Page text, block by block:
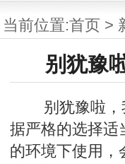
当前位置:首页 >
别犹豫
别犹豫啦，
据严格的选择适
的环境下使用，